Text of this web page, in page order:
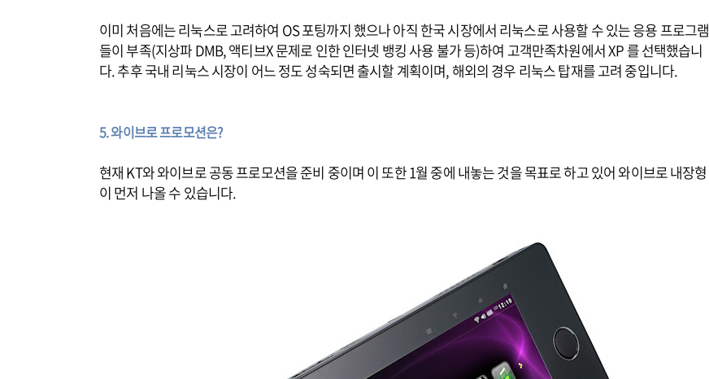
이미 처음에는 리눅스로 고려하여 OS 포팅까지 했으나 아직 한국 시장에서 리눅스로 사용할 수 있는 응용 프로그램
들이 부족(지상파 DMB, 액티브X 문제로 인한 인터넷 뱅킹 사용 불가 등)하여 고객만족차원에서 XP 를 선택했습니
다. 추후 국내 리눅스 시장이 어느 정도 성숙되면 출시할 계획이며, 해외의 경우 리눅스 탑재를 고려 중입니다.
5. 와이브로 프로모션은?
현재 KT와 와이브로 공동 프로모션을 준비 중이며 이 또한 1월 중에 내놓는 것을 목표로 하고 있어 와이브로 내장형
이 먼저 나올 수 있습니다.